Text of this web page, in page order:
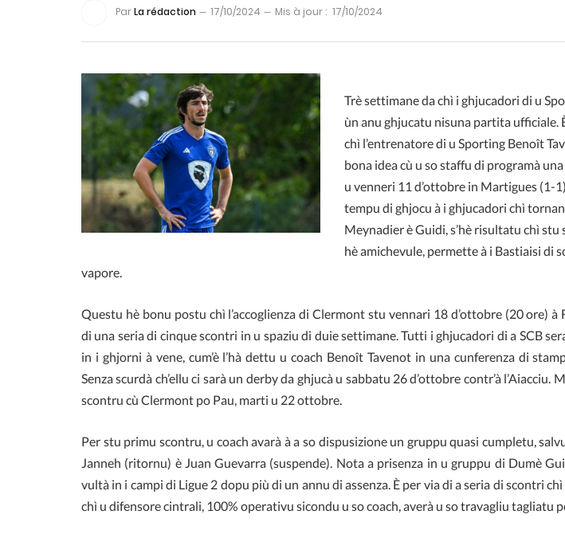
ParLa rédaction 17/10/2024 Mis à jour : 17/10/2024
Trè settimane da chì i ghjucadori di u
ùn anu ghjucatu nisuna partita ufficiale.
chì l’entrenatore di u Sporting Benoît
bona idea cù u so staffu di programà
u venneri 11 d’ottobre in Martigues (1-
tempu di ghjocu à i ghjucadori chì
Meynadier è Guidi, s’hè risultatu chì stu
hè amichevule, permette à i Bastiaisi di
vapore.
Questu hè bonu postu chì l’accoglienza di Clermont stu vennari 18 d’ottobre (20 ore) à
di una seria di cinque scontri in u spaziu di duie settimane. Tutti i ghjucadori di a SCB
in i ghjorni à vene, cum’è l’hà dettu u coach Benoît Tavenot in una cunferenza di
Senza scurdà ch’ellu ci sarà un derby da ghjucà u sabbatu 26 d’ottobre contr’à l’Aiacciu.
scontru cù Clermont po Pau, marti u 22 ottobre.
Per stu primu scontru, u coach avarà à a so dispusizione un gruppu quasi cumpletu,
Janneh (ritornu) è Juan Guevarra (suspende). Nota a prisenza in u gruppu di Dumè
vultà in i campi di Ligue 2 dopu più di un annu di assenza. È per via di a seria di scontri
chì u difensore cintrali, 100% operativu sicondu u so coach, averà u so travagliu tagliatu